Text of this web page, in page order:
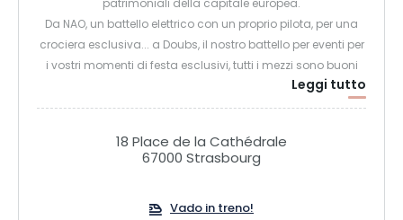
patrimoniali della capitale europea.
Da NAO, un battello elettrico con un proprio pilota, per una
crociera esclusiva... a Doubs, il nostro battello per eventi per
i vostri momenti di festa esclusivi, tutti i mezzi sono buoni
per navigare lungo l'Ill. Infine, approfittate dell'applicazione
PopGuide, l'audioguida ufficiale della Cattedrale di
piena libertà. BATORAMA, Strasburgo intensamente.
Leggi tutto
18 Place de la Cathédrale
67000 Strasbourg
Vado in treno!